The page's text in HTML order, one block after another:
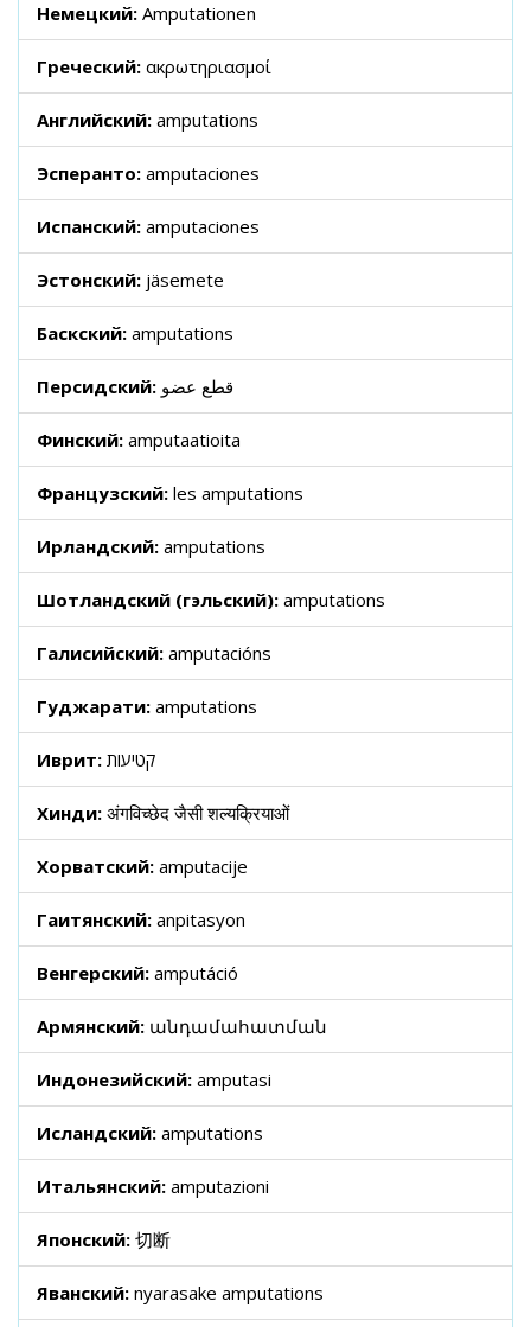
Немецкий: Amputationen
Греческий: ακρωτηριασμοί
Английский: amputations
Эсперанто: amputaciones
Испанский: amputaciones
Эстонский: jäsemete
Баскский: amputations
Персидский: قطع عضو
Финский: amputaatioita
Французский: les amputations
Ирландский: amputations
Шотландский (гэльский): amputations
Галисийский: amputacións
Гуджарати: amputations
Иврит: קטיעות
Хинди: अंगविच्छेद जैसी शल्यक्रियाओं
Хорватский: amputacije
Гаитянский: anpitasyon
Венгерский: amputáció
Армянский: անդամահատման
Индонезийский: amputasi
Исландский: amputations
Итальянский: amputazioni
Японский: 切断
Яванский: nyarasake amputations